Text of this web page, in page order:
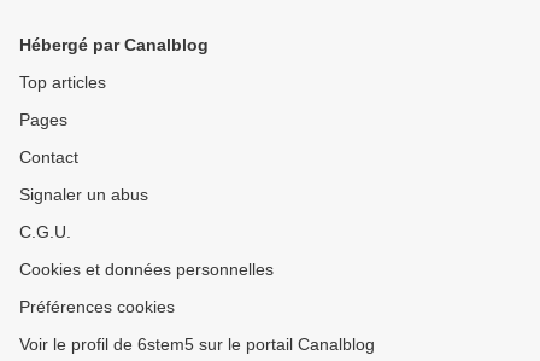
Hébergé par Canalblog
Top articles
Pages
Contact
Signaler un abus
C.G.U.
Cookies et données personnelles
Préférences cookies
Voir le profil de 6stem5 sur le portail Canalblog